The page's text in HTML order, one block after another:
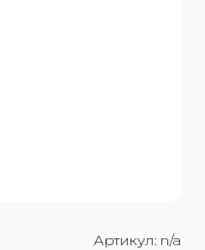
Артикул: n/a